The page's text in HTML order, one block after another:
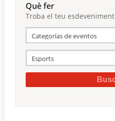
Reserves
Què fer
Troba el teu esdeveniment